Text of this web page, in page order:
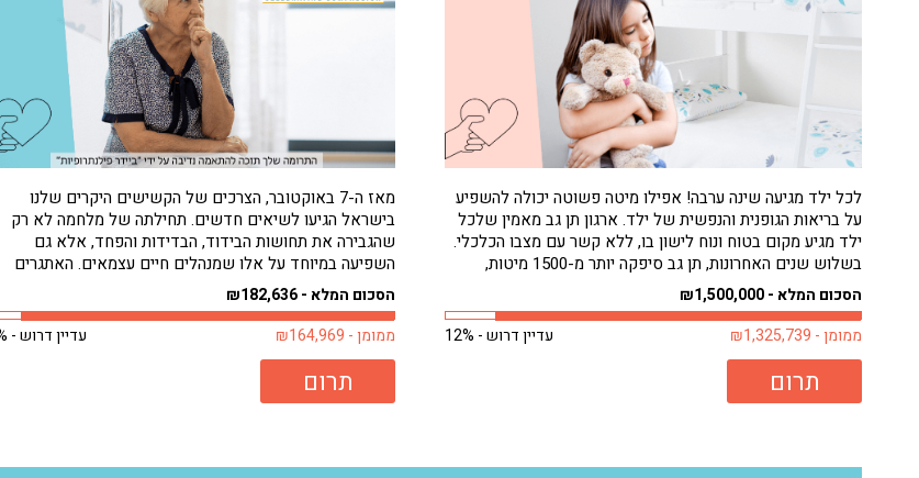
לכל ילד מגיעה שינה ערבה! אפילו מיטה פשוטה יכולה להשפיע
על בריאות הגופנית והנפשית של ילד. ארגון תן גב מאמין שלכל
ילד מגיע מקום בטוח ונוח לישון בו, ללא קשר עם מצבו הכלכלי.
בשלוש שנים האחרונות, תן גב סיפקה יותר מ-1500 מיטות,
בעיקר לילדים. רבים מילדים אלה היו ישנים על...
הסכום המלא - ₪1,500,000
עדיין דרוש - 12%
ממומן - ₪1,325,739
תרום
מאז ה-7 באוקטובר, הצרכים של הקשישים היקרים שלנו
בישראל הגיעו לשיאים חדשים. תחילתה של מלחמה לא רק
שהגבירה את תחושות הבידוד, הבדידות והפחד, אלא גם
השפיעה במיוחד על אלו שמנהלים חיים עצמאים. האתגרים
להסתדר לבד גדולים עכשיו מאי פעם. וכאילו לא די בכך, חורף
קר באופן בלתי צפוי רק החמיר...
הסכום המלא - ₪182,636
עדיין דרוש - 10%
ממומן - ₪164,969
תרום